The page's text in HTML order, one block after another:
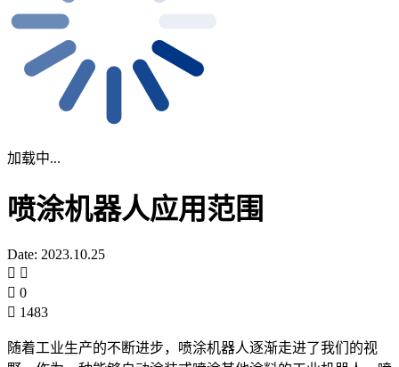
加载中...
喷涂机器人应用范围
Date: 2023.10.25
0
1483
随着工业生产的不断进步，喷涂机器人逐渐走进了我们的视